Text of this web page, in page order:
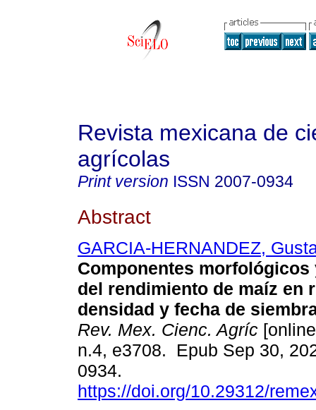
Revista mexicana de
agrícolas
Print version ISSN 2007-0934
Abstract
GARCIA-HERNANDEZ,
Componentes
del rendimiento de maíz en
densidad y fecha de
Rev. Mex. Cienc. Agríc
n.4, e3708. Epub Sep 30,
0934.
https://doi.org/10.29312/